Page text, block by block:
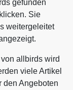
gefunden
Sie
weitergeleitet
allbirds wird
viele Artikel
den Angeboten